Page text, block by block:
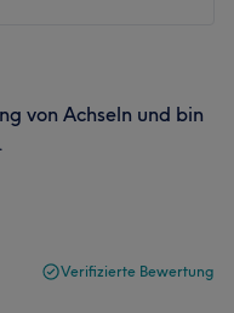
von Achseln und bin
Verifizierte Bewertung